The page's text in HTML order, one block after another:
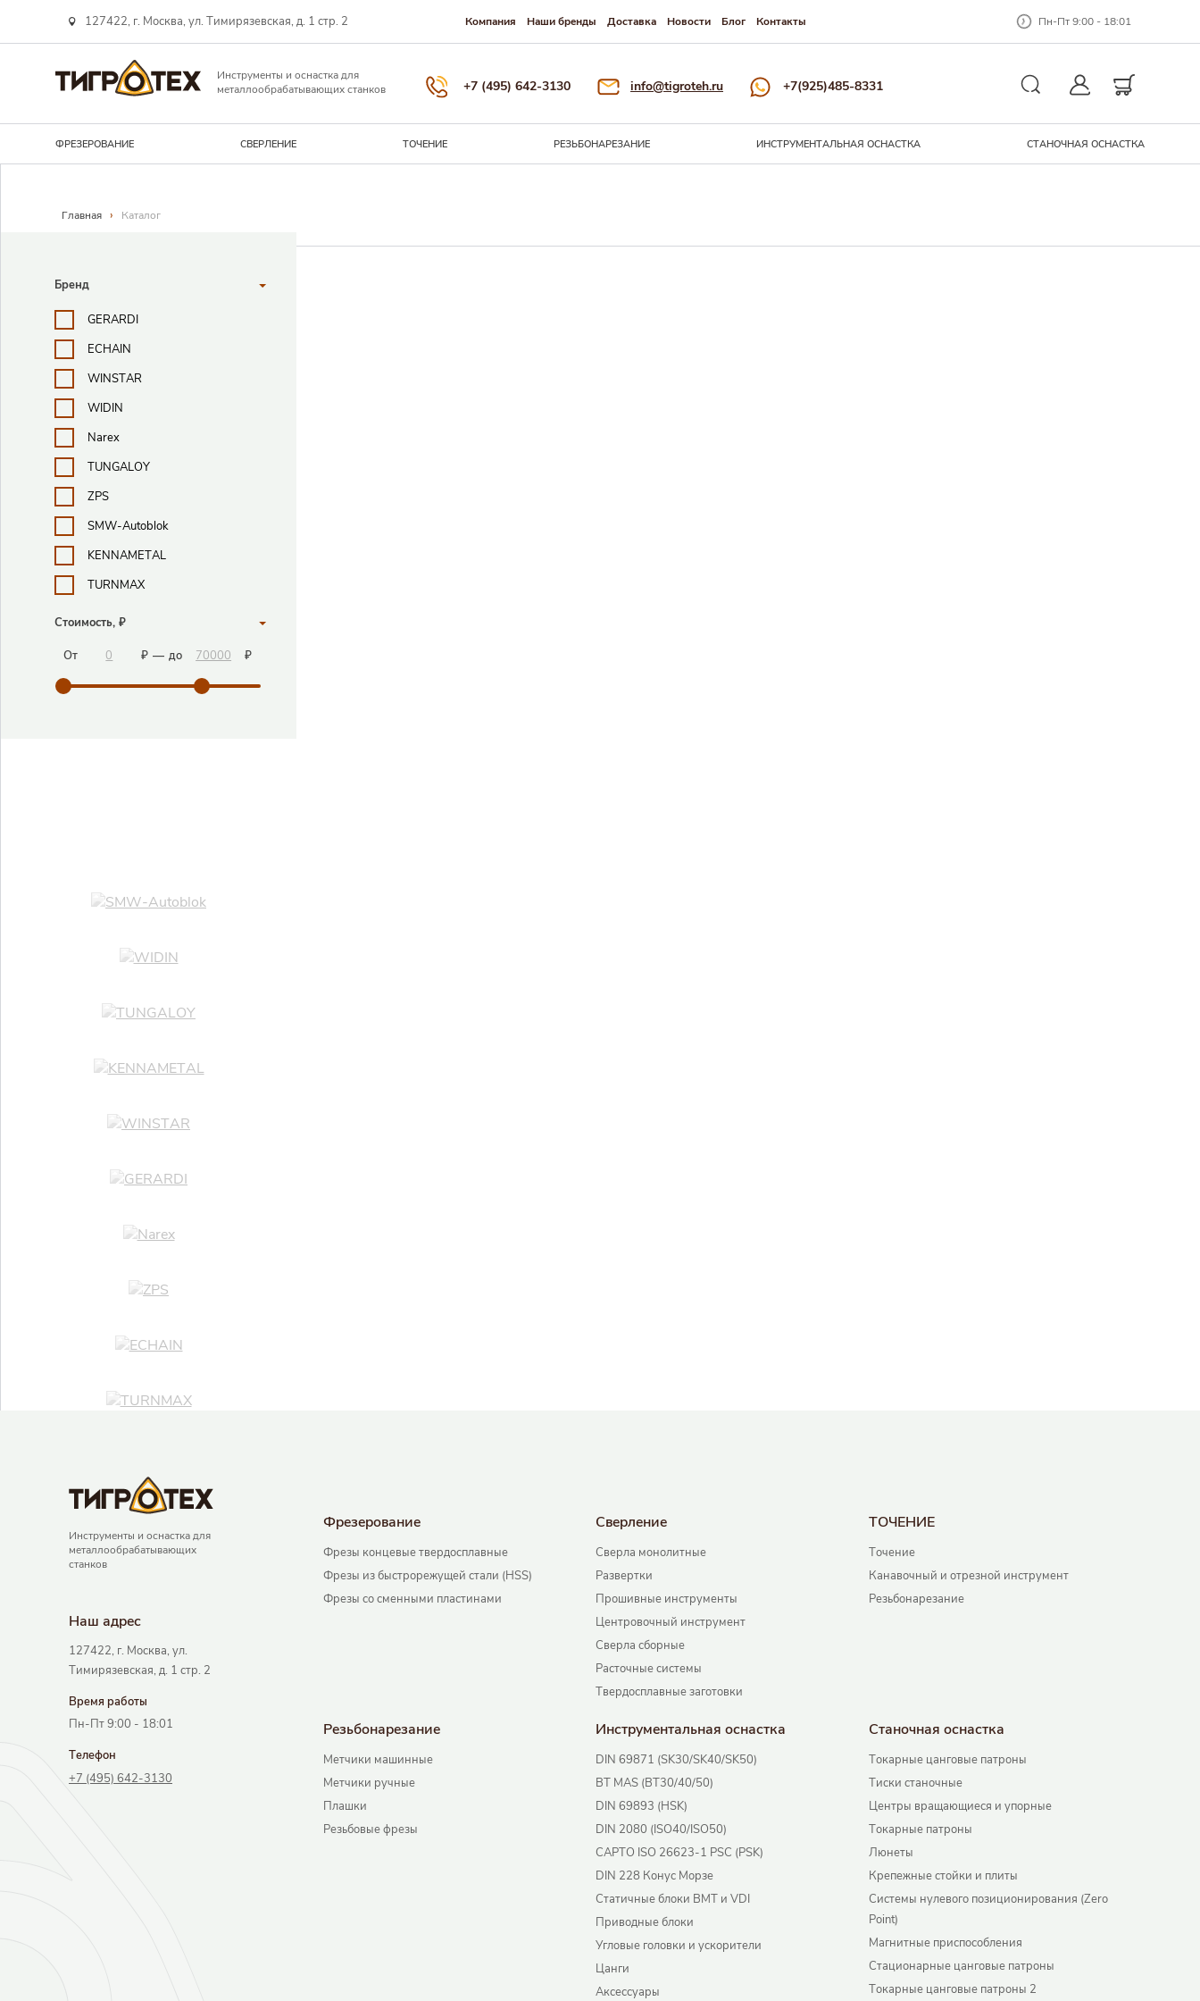
127422, г. Москва, ул. Тимирязевская, д. 1 стр. 2 Компания Наши бренды Доставка Новости Блог Контакты Пн-Пт 9:00 - 18:01
Инструменты и оснастка для
металлообрабатывающих станков
+7 (495) 642-3130 info@tigroteh.ru +7(925)485-8331
ФРЕЗЕРОВАНИЕ СВЕРЛЕНИЕ ТОЧЕНИЕ РЕЗЬБОНАРЕЗАНИЕ ИНСТРУМЕНТАЛЬНАЯ ОСНАCТКА СТАНОЧНАЯ ОСНАСТКА
Навигационная линия
Главная › Каталог
Бренд
GERARDI
ECHAIN
WINSTAR
WIDIN
Narex
TUNGALOY
ZPS
SMW-Autoblok
KENNAMETAL
TURNMAX
Стоимость, ₽
От ₽ — до ₽
Инструменты и оснастка для
металлообрабатывающих
станков
Наш адрec
127422, г. Москва, ул.
Тимирязевская, д. 1 стр. 2
Время работы
Пн-Пт 9:00 - 18:01
Телефон
+7 (495) 642-3130
Фрезерование
Фрезы концевые твердосплавные
Фрезы из быстрорежущей стали (HSS)
Фрезы со сменными пластинами
Сверление
Сверла монолитные
Развертки
Прошивные инструменты
Центровочный инструмент
Сверла сборные
Расточные системы
Твердосплавные заготовки
ТОЧЕНИЕ
Точение
Канавочный и отрезной инструмент
Резьбонарезание
Резьбонарезание
Метчики машинные
Метчики ручные
Плашки
Резьбовые фрезы
Инструментальная оснаcтка
DIN 69871 (SK30/SK40/SK50)
BT MAS (BT30/40/50)
DIN 69893 (HSK)
DIN 2080 (ISO40/ISO50)
CAPTO ISO 26623-1 PSC (PSK)
DIN 228 Конус Морзе
Статичные блоки BMT и VDI
Приводные блоки
Угловые головки и ускорители
Цанги
Аксессуары
Станочная оснастка
Токарные цанговые патроны
Тиски станочные
Центры вращающиеся и упорные
Токарные патроны
Люнеты
Крепежные стойки и плиты
Системы нулевого позиционирования (Zero
Point)
Магнитные приспособления
Стационарные цанговые патроны
Токарные цанговые патроны 2
Закрыть окно